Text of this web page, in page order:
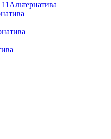
Альтернатива